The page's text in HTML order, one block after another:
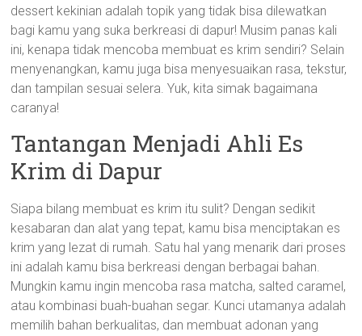
dessert kekinian adalah topik yang tidak bisa dilewatkan
bagi kamu yang suka berkreasi di dapur! Musim panas kali
ini, kenapa tidak mencoba membuat es krim sendiri? Selain
menyenangkan, kamu juga bisa menyesuaikan rasa, tekstur,
dan tampilan sesuai selera. Yuk, kita simak bagaimana
caranya!
Tantangan Menjadi Ahli Es
Krim di Dapur
Siapa bilang membuat es krim itu sulit? Dengan sedikit
kesabaran dan alat yang tepat, kamu bisa menciptakan es
krim yang lezat di rumah. Satu hal yang menarik dari proses
ini adalah kamu bisa berkreasi dengan berbagai bahan.
Mungkin kamu ingin mencoba rasa matcha, salted caramel,
atau kombinasi buah-buahan segar. Kunci utamanya adalah
memilih bahan berkualitas, dan membuat adonan yang